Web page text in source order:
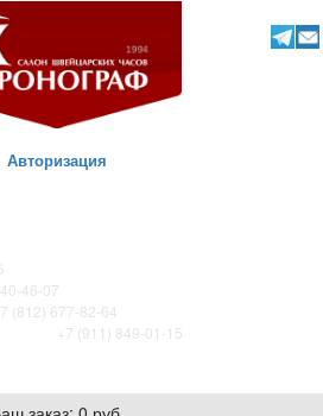
Авторизация
46-07
(812) 677-82-64
+7 (911) 849-01-15